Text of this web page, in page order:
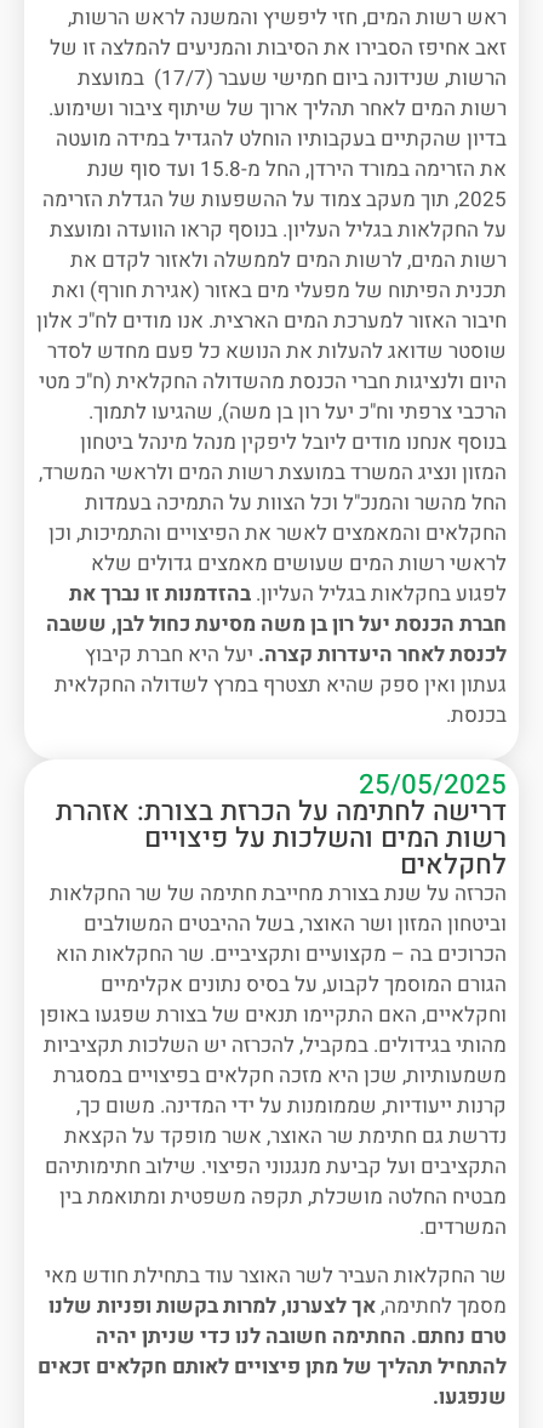
ראש רשות המים, חזי ליפשיץ והמשנה לראש הרשות,
זאב אחיפז הסבירו את הסיבות והמניעים להמלצה זו של
הרשות, שנידונה ביום חמישי שעבר (17/7) במועצת
רשות המים לאחר תהליך ארוך של שיתוף ציבור ושימוע.
בדיון שהקתיים בעקבותיו הוחלט להגדיל במידה מועטה
את הזרימה במורד הירדן, החל מ-15.8 ועד סוף שנת
2025, תוך מעקב צמוד על ההשפעות של הגדלת הזרימה
על החקלאות בגליל העליון. בנוסף קראו הוועדה ומועצת
רשות המים, לרשות המים לממשלה ולאזור לקדם את
תכנית הפיתוח של מפעלי מים באזור (אגירת חורף) ואת
חיבור האזור למערכת המים הארצית. אנו מודים לח"כ אלון
שוסטר שדואג להעלות את הנושא כל פעם מחדש לסדר
היום ולנציגות חברי הכנסת מהשדולה החקלאית (ח"כ מטי
הרכבי צרפתי וח"כ יעל רון בן משה), שהגיעו לתמוך.
בנוסף אנחנו מודים ליובל ליפקין מנהל מינהל ביטחון
המזון ונציג המשרד במועצת רשות המים ולראשי המשרד,
החל מהשר והמנכ"ל וכל הצוות על התמיכה בעמדות
החקלאים והמאמצים לאשר את הפיצויים והתמיכות, וכן
לראשי רשות המים שעושים מאמצים גדולים שלא
לפגוע בחקלאות בגליל העליון. בהזדמנות זו נברך את
חברת הכנסת יעל רון בן משה מסיעת כחול לבן, ששבה
לכנסת לאחר היעדרות קצרה. יעל היא חברת קיבוץ
געתון ואין ספק שהיא תצטרף במרץ לשדולה החקלאית
בכנסת.
25/05/2025
דרישה לחתימה על הכרזת בצורת: אזהרת
רשות המים והשלכות על פיצויים
לחקלאים
הכרזה על שנת בצורת מחייבת חתימה של שר החקלאות
וביטחון המזון ושר האוצר, בשל ההיבטים המשולבים
הכרוכים בה – מקצועיים ותקציביים. שר החקלאות הוא
הגורם המוסמך לקבוע, על בסיס נתונים אקלימיים
וחקלאיים, האם התקיימו תנאים של בצורת שפגעו באופן
מהותי בגידולים. במקביל, להכרזה יש השלכות תקציביות
משמעותיות, שכן היא מזכה חקלאים בפיצויים במסגרת
קרנות ייעודיות, שממומנות על ידי המדינה. משום כך,
נדרשת גם חתימת שר האוצר, אשר מופקד על הקצאת
התקציבים ועל קביעת מנגנוני הפיצוי. שילוב חתימותיהם
מבטיח החלטה מושכלת, תקפה משפטית ומתואמת בין
המשרדים.
שר החקלאות העביר לשר האוצר עוד בתחילת חודש מאי
מסמך לחתימה, אך לצערנו, למרות בקשות ופניות שלנו
טרם נחתם. החתימה חשובה לנו כדי שניתן יהיה
להתחיל תהליך של מתן פיצויים לאותם חקלאים זכאים
שנפגעו.